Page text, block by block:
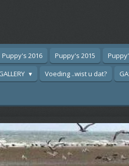
Puppy's 2016 Puppy's 2015
Voeding ..wist u dat?